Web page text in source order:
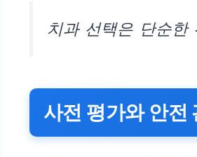
치과 선택은 단순한
사전 평가와 안전